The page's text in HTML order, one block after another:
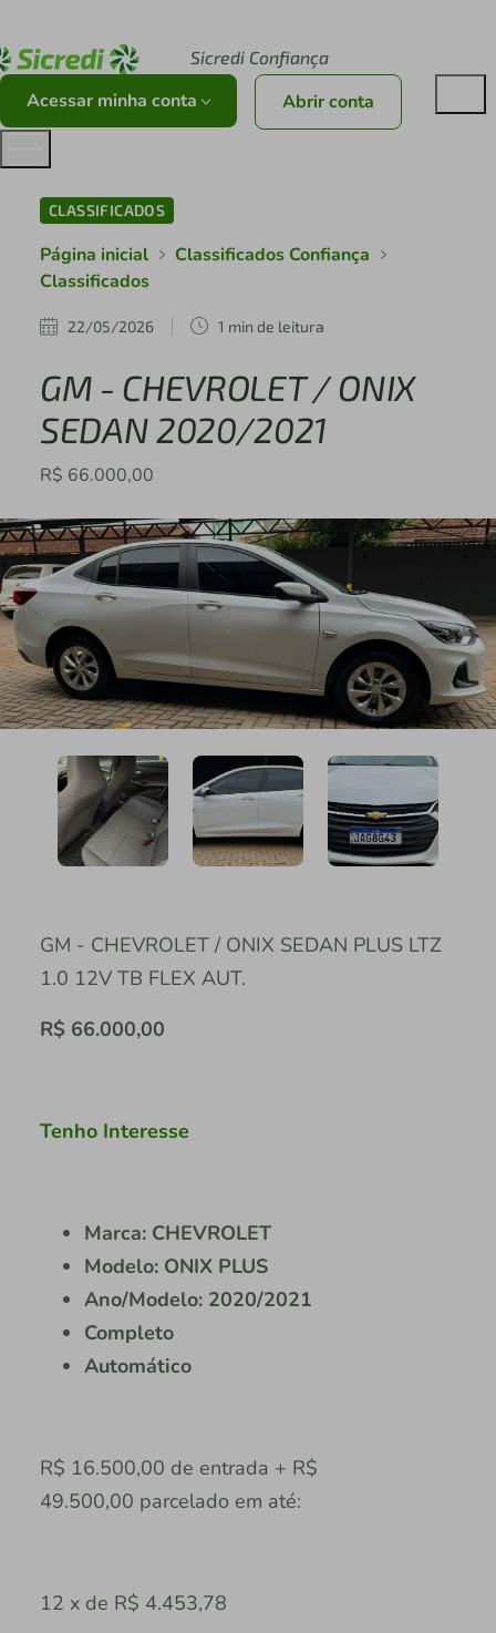
Sicredi Confiança
Acessar minha conta Abrir conta
CLASSIFICADOS
Página inicial
Classificados Confiança
Classificados
22/05/2026 1 min de leitura
GM - CHEVROLET / ONIX
SEDAN 2020/2021
R$ 66.000,00
GM - CHEVROLET / ONIX SEDAN PLUS LTZ
1.0 12V TB FLEX AUT.
R$ 66.000,00
Tenho Interesse
Marca: CHEVROLET
Modelo: ONIX PLUS
Ano/Modelo: 2020/2021
Completo
Automático
R$ 16.500,00 de entrada + R$
49.500,00 parcelado em até:
12 x de R$ 4.453,78